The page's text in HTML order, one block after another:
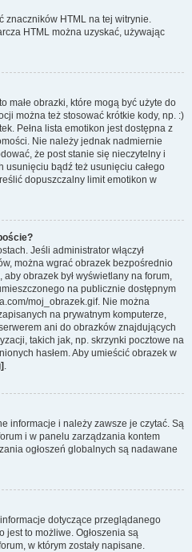
znaczników HTML na tej witrynie.
HTML można uzyskać, używając
małe obrazki, które mogą być użyte do
można też stosować krótkie kody, np. :)
Pełna lista emotikon jest dostępna z
Nie należy jednak nadmiernie
że post stanie się nieczytelny i
usunięciu bądź też usunięciu całego
dopuszczalny limit emotikon w
Jeśli administrator włączył
można wgrać obrazek bezpośrednio
obrazek był wyświetlany na forum,
na publicznie dostępnym
moj_obrazek.gif. Nie można
na prywatnym komputerze,
ani do obrazków znajdujących
takich jak, np. skrzynki pocztowe na
hasłem. Aby umieścić obrazek w
.
informacje i należy zawsze je czytać. Są
i w panelu zarządzania kontem
ogłoszeń globalnych są nadawane
dotyczące przeglądanego
jest to możliwe. Ogłoszenia są
w którym zostały napisane.